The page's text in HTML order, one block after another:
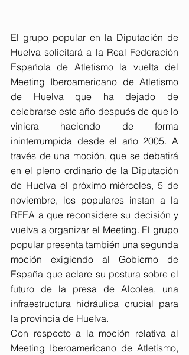
El grupo popular en la Diputación de
Huelva solicitará a la Real Federación
Española de Atletismo la vuelta del
Meeting Iberoamericano de Atletismo
de Huelva que ha dejado de
celebrarse este año después de que lo
viniera haciendo de forma
ininterrumpida desde el año 2005. A
través de una moción, que se debatirá
en el pleno ordinario de la Diputación
de Huelva el próximo miércoles, 5 de
noviembre, los populares instan a la
RFEA a que reconsidere su decisión y
vuelva a organizar el Meeting. El grupo
popular presenta también una segunda
moción exigiendo al Gobierno de
España que aclare su postura sobre el
futuro de la presa de Alcolea, una
infraestructura hidráulica crucial para
la provincia de Huelva.
Con respecto a la moción relativa al
Meeting Iberoamericano de Atletismo,